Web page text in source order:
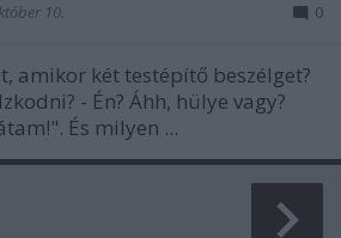
10. 0
amikor két testépítő beszélget?
- Én? Áhh, hülye vagy?
És milyen ...